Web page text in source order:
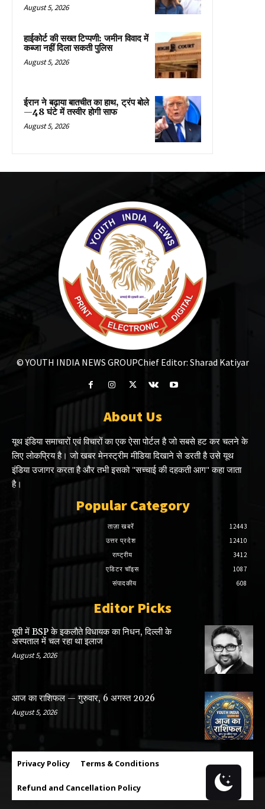
August 5, 2026
हाईकोर्ट की सख्त टिप्पणी: जमीन विवाद में
कब्जा नहीं दिला सकती पुलिस
August 5, 2026
ईरान ने बढ़ाया बातचीत का हाथ, ट्रंप बोले
—48 घंटे में तस्वीर होगी साफ
August 5, 2026
© YOUTH INDIA NEWS GROUPChief Editor: Sharad Katiyar
About Us
यूथ इंडिया समाचारों एवं विचारों का एक ऐसा पोर्टल है जो सबसे हट कर चलने के
लिए लोकप्रिय है। जो खबर मेनस्ट्रीम मीडिया दिखाने से डरती है उसे यूथ
इंडिया उजागर करता है और तभी इसको "सच्चाई की दहकती आग" कहा जाता
है।
Popular Category
ताज़ा खबरें
12443
उत्तर प्रदेश
12410
राष्ट्रीय
3412
एडिटर चॉइस
1087
संपादकीय
608
Editor Picks
यूपी में BSP के इकलाैते विधायक का निधन, दिल्ली के
अस्पताल में चल रहा था इलाज
August 5, 2026
आज का राशिफल — गुरुवार, 6 अगस्त 2026
August 5, 2026
Privacy Policy Terms & Conditions
Refund and Cancellation Policy